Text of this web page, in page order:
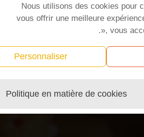
Nous utilisons des cookies pour
vous offrir une meilleure
», vous
Personnaliser
Politique en matière de cookies